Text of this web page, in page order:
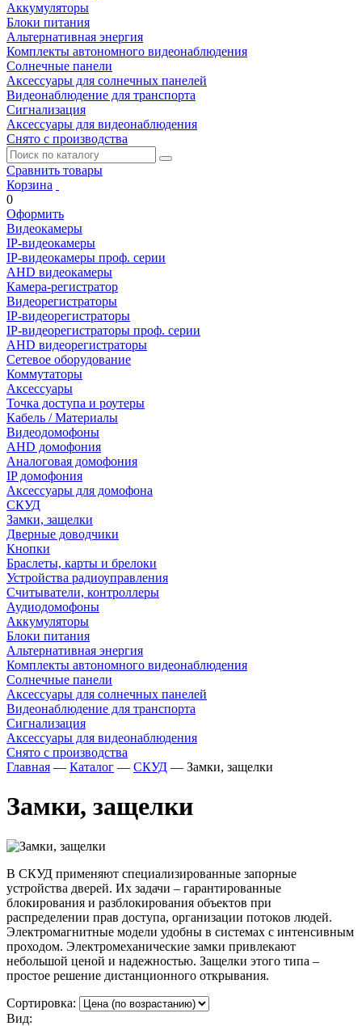
Аккумуляторы
Блоки питания
Альтернативная энергия
Комплекты автономного видеонаблюдения
Солнечные панели
Аксессуары для солнечных панелей
Видеонаблюдение для транспорта
Сигнализация
Аксессуары для видеонаблюдения
Снято с производства
Сравнить товары
Корзина
0
Оформить
Видеокамеры
IP-видеокамеры
IP-видеокамеры проф. серии
AHD видеокамеры
Камера-регистратор
Видеорегистраторы
IP-видеорегистраторы
IP-видеорегистраторы проф. серии
AHD видеорегистраторы
Сетевое оборудование
Коммутаторы
Аксессуары
Точка доступа и роутеры
Кабель / Материалы
Видеодомофоны
AHD домофония
Аналоговая домофония
IP домофония
Аксессуары для домофона
СКУД
Замки, защелки
Дверные доводчики
Кнопки
Браслеты, карты и брелоки
Устройства радиоуправления
Считыватели, контроллеры
Аудиодомофоны
Аккумуляторы
Блоки питания
Альтернативная энергия
Комплекты автономного видеонаблюдения
Солнечные панели
Аксессуары для солнечных панелей
Видеонаблюдение для транспорта
Сигнализация
Аксессуары для видеонаблюдения
Снято с производства
Главная — Каталог — СКУД — Замки, защелки
Замки, защелки
В СКУД применяют специализированные запорные
устройства дверей. Их задачи – гарантированные
блокирования и разблокирования объектов при
распределении прав доступа, организации потоков людей.
Электромагнитные модели удобны в системах с интенсивным
проходом. Электромеханические замки привлекают
небольшой ценой и надежностью. Защелки этого типа –
простое решение дистанционного открывания.
Сортировка:
Вид: